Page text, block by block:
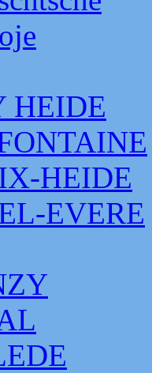
HEIDE
HEIDE
EVERE